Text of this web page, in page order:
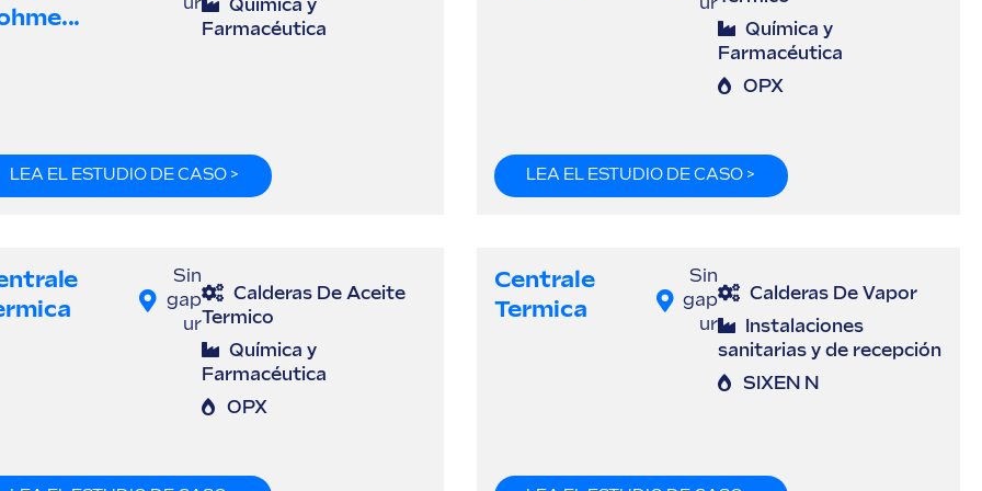
Química y
Farmacéutica
LEA EL ESTUDIO DE CASO >
Química y
Farmacéutica
OPX
LEA EL ESTUDIO DE CASO >
Sin
gap
ur
Calderas De Aceite
Termico
Química y
Farmacéutica
OPX
Centrale
Termica
Sin
gap
ur
Calderas De Vapor
Instalaciones
sanitarias y de recepción
SIXEN N